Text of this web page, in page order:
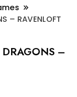
– RAVENLOFT
–